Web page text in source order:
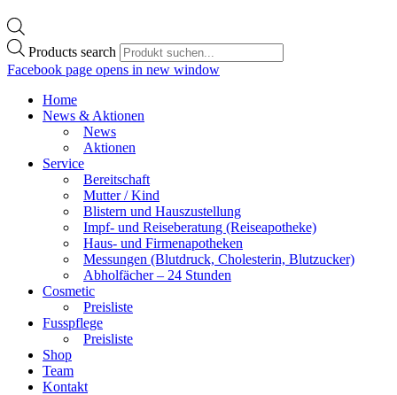
Products search
Facebook page opens in new window
Home
News & Aktionen
News
Aktionen
Service
Bereitschaft
Mutter / Kind
Blistern und Hauszustellung
Impf- und Reiseberatung (Reiseapotheke)
Haus- und Firmenapotheken
Messungen (Blutdruck, Cholesterin, Blutzucker)
Abholfächer – 24 Stunden
Cosmetic
Preisliste
Fusspflege
Preisliste
Shop
Team
Kontakt